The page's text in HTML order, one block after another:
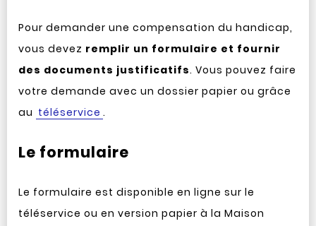
Pour demander une compensation du handicap,
vous devez remplir un formulaire et fournir
des documents justificatifs. Vous pouvez faire
votre demande avec un dossier papier ou grâce
au téléservice .
Le formulaire
Le formulaire est disponible en ligne sur le
téléservice ou en version papier à la Maison